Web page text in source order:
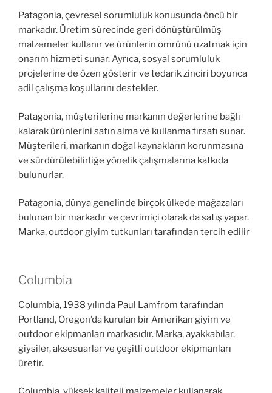
Patagonia, çevresel sorumluluk konusunda öncü bir
markadır. Üretim sürecinde geri dönüştürülmüş
malzemeler kullanır ve ürünlerin ömrünü uzatmak için
onarım hizmeti sunar. Ayrıca, sosyal sorumluluk
projelerine de özen gösterir ve tedarik zinciri boyunca
adil çalışma koşullarını destekler.
Patagonia, müşterilerine markanın değerlerine bağlı
kalarak ürünlerini satın alma ve kullanma fırsatı sunar.
Müşterileri, markanın doğal kaynakların korunmasına
ve sürdürülebilirliğe yönelik çalışmalarına katkıda
bulunurlar.
Patagonia, dünya genelinde birçok ülkede mağazaları
bulunan bir markadır ve çevrimiçi olarak da satış yapar.
Marka, outdoor giyim tutkunları tarafından tercih edilir
Columbia
Columbia, 1938 yılında Paul Lamfrom tarafından
Portland, Oregon’da kurulan bir Amerikan giyim ve
outdoor ekipmanları markasıdır. Marka, ayakkabılar,
giysiler, aksesuarlar ve çeşitli outdoor ekipmanları
üretir.